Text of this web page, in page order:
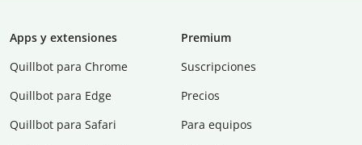
Apps y extensiones
Quillbot para Chrome
Quillbot para Edge
Quillbot para Safari
Premium
Suscripciones
Precios
Para equipos